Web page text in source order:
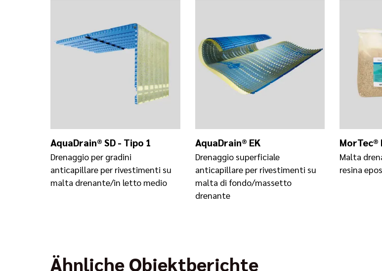
AquaDrain® SD - Tipo 1
Drenaggio per gradini
anticapillare per rivestimenti su
malta drenante/in letto medio
AquaDrain® EK
Drenaggio superficiale
anticapillare per rivestimenti su
malta di fondo/massetto
drenante
MorTec®
Malta
resina
Ähnliche Objektberichte